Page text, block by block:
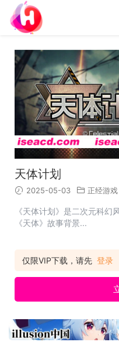
天体计划
2025-05-03 正经游戏
《天体计划》是二次元科
《天体》故事背景...
仅限VIP下载，请先 登录